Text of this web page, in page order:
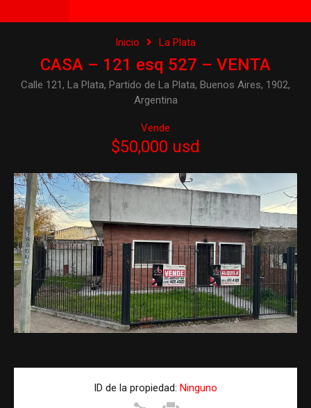
Inicio La Plata
CASA – 121 esq 527 – VENTA
Calle 121, La Plata, Partido de La Plata, Buenos Aires, 1902,
Argentina
Vende
$50,000 usd
ID de la propiedad: Ninguno